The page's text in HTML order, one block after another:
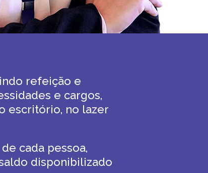
refeição e
e cargos,
escritório, no lazer
cada pessoa,
disponibilizado